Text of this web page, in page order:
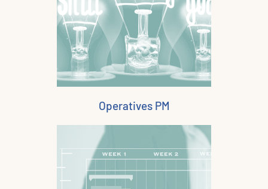
Operatives PM